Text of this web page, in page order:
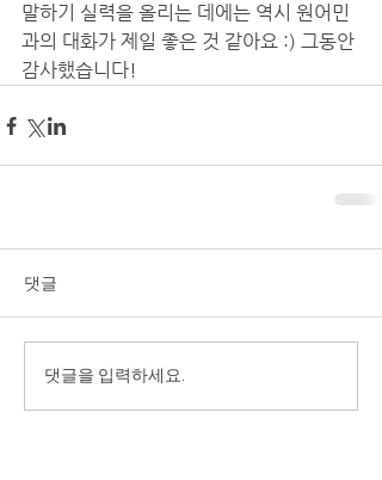
말하기 실력을 올리는 데에는 역시 원어민
과의 대화가 제일 좋은 것 같아요 :) 그동안
감사했습니다!
댓글
댓글을 입력하세요.